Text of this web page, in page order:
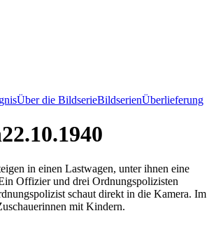
Über die BildserieBildserienÜberlieferung
22.10.1940
in einen Lastwagen, unter ihnen eine
Offizier und drei Ordnungspolizisten
schaut direkt in die Kamera. Im
mit Kindern.